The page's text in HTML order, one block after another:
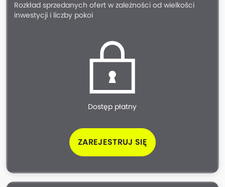
Rozkład sprzedanych ofert w zależności od wielkości
inwestycji i liczby pokoi
Dostęp płatny
ZAREJESTRUJ SIĘ